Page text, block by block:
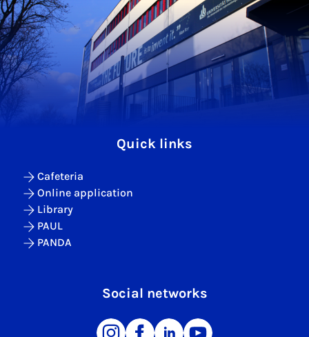
Quick links
Cafeteria
Online application
Library
PAUL
PANDA
Social networks